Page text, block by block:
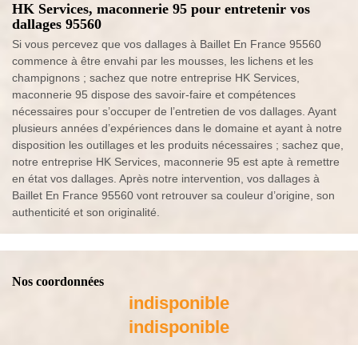
HK Services, maconnerie 95 pour entretenir vos
dallages 95560
Si vous percevez que vos dallages à Baillet En France 95560
commence à être envahi par les mousses, les lichens et les
champignons ; sachez que notre entreprise HK Services,
maconnerie 95 dispose des savoir-faire et compétences
nécessaires pour s’occuper de l’entretien de vos dallages. Ayant
plusieurs années d’expériences dans le domaine et ayant à notre
disposition les outillages et les produits nécessaires ; sachez que,
notre entreprise HK Services, maconnerie 95 est apte à remettre
en état vos dallages. Après notre intervention, vos dallages à
Baillet En France 95560 vont retrouver sa couleur d’origine, son
authenticité et son originalité.
Nos coordonnées
indisponible
indisponible